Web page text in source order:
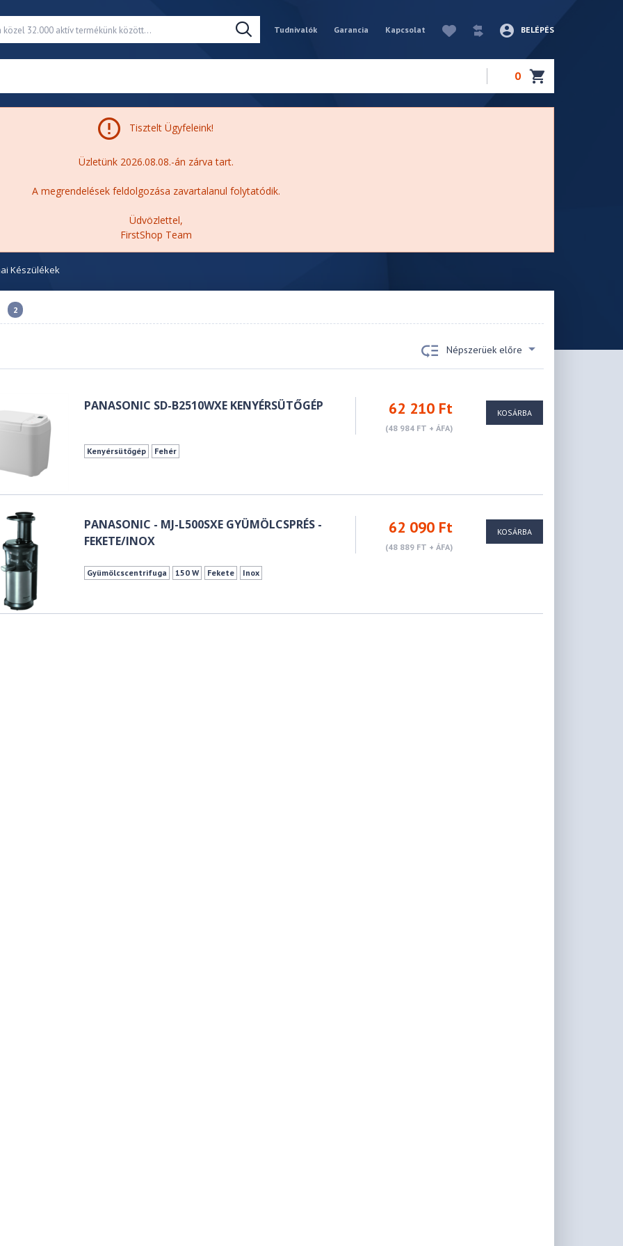
Tudnivalók Garancia Kapcsolat BELÉPÉS
0
Tisztelt Ügyfeleink!
Üzletünk 2026.08.08.-án zárva tart.
A megrendelések feldolgozása zavartalanul folytatódik.
Üdvözlettel,
FirstShop Team
Készülékek
2
Népszerüek előre
PANASONIC SD-B2510WXE KENYÉRSÜTŐGÉP 62 210 Ft
(48 984 FT + ÁFA)
Kenyérsütőgép Fehér
KOSÁRBA
PANASONIC - MJ-L500SXE GYÜMÖLCSPRÉS -
FEKETE/INOX
62 090 Ft
(48 889 FT + ÁFA)
Gyümölcscentrifuga 150 W Fekete Inox
KOSÁRBA